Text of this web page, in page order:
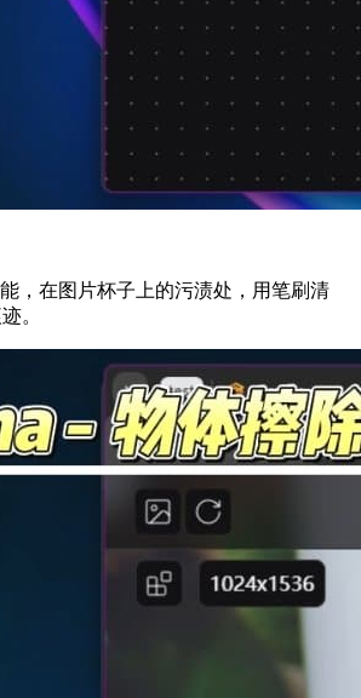
，在图片杯子上的污渍处，用笔刷清
。